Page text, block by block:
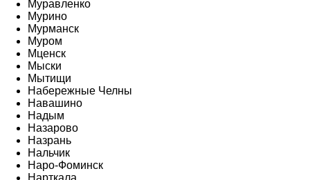
Муравленко
Мурино
Мурманск
Муром
Мценск
Мыски
Мытищи
Набережные Челны
Навашино
Надым
Назарово
Назрань
Нальчик
Наро-Фоминск
Нарткала